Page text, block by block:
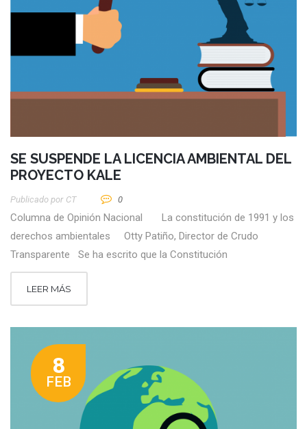
SE SUSPENDE LA LICENCIA AMBIENTAL DEL
PROYECTO KALE
Publicado por CT 0
Columna de Opinión Nacional La constitución de 1991 y los
derechos ambientales Otty Patiño, Director de Crudo
Transparente Se ha escrito que la Constitución
LEER MÁS
8
FEB